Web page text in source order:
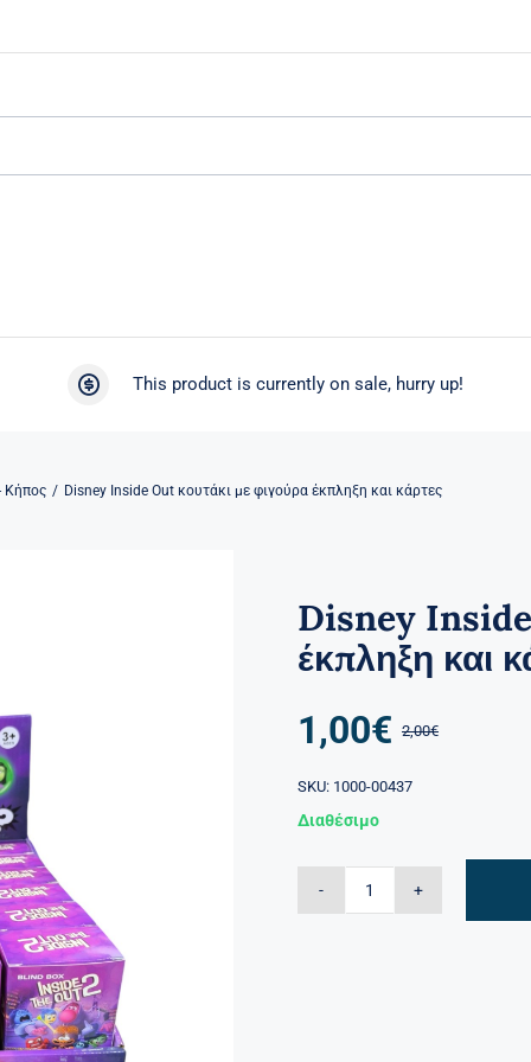
This product is currently on sale, hurry up!
Κήπος Disney Inside Out κουτάκι με φιγούρα έκπληξη και κάρτες
Disney Inside
έκπληξη και
2,00€
1,00€
SKU: 1000-00437
Διαθέσιμο